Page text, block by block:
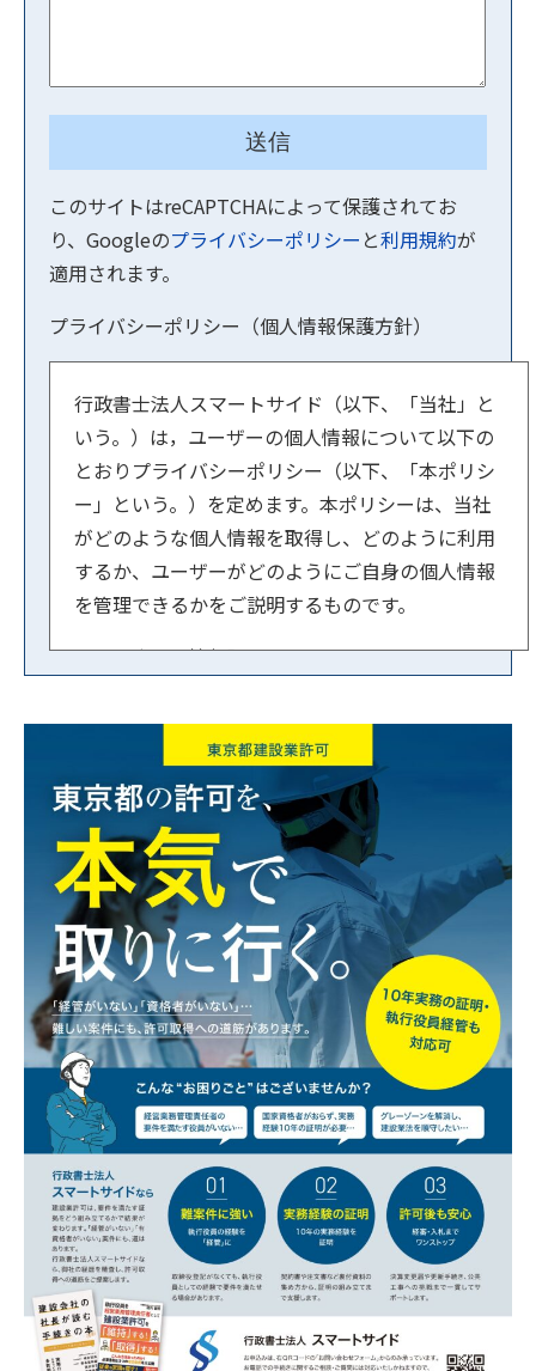
このサイトはreCAPTCHAによって保護されてお
り、Googleのプライバシーポリシー と利用規約が
適用されます。
プライバシーポリシー（個人情報保護方針）
行政書士法人スマートサイド（以下、「当社」と
いう。）は，ユーザーの個人情報について以下の
とおりプライバシーポリシー（以下、「本ポリシ
ー」という。）を定めます。本ポリシーは、当社
がどのような個人情報を取得し、どのように利用
するか、ユーザーがどのようにご自身の個人情報
を管理できるかをご説明するものです。
【１．事業者情報】
住所：東京都文京区小石川1-3-23 ル・ビジュー
代表者：横内 賢郎
【２．個人情報の取得方法】
当社はユーザーが利用登録をするとき、氏名・生
年月日・住所・電話番号・メールアドレスなど個
人を特定できる情報を取得させていただきます。
お問い合わせフォームやコメントの送信時には、
氏名・電話番号・メールアドレスを取得させてい
ただきます。
【３．個人情報の利用目的】
取得した閲覧・購買履歴等の情報を分析し、ユー
ザー別に適した商品・サービスをお知らせするた
めに利用します。また、取得した閲覧・購買履歴
等の情報は、結果をスコア化した上で当該スコア
を第三者へ提供します。
【４．個人データを安全に管理するための措置】
当社は個人情報を正確かつ最新の内容に保つよう